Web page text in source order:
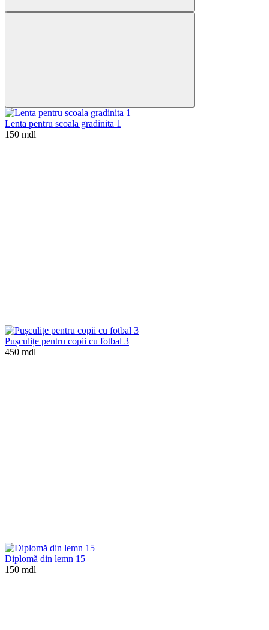
Lenta pentru scoala gradinita 1
150 mdl
Pușculițe pentru copii cu fotbal 3
450 mdl
Diplomă din lemn 15
150 mdl